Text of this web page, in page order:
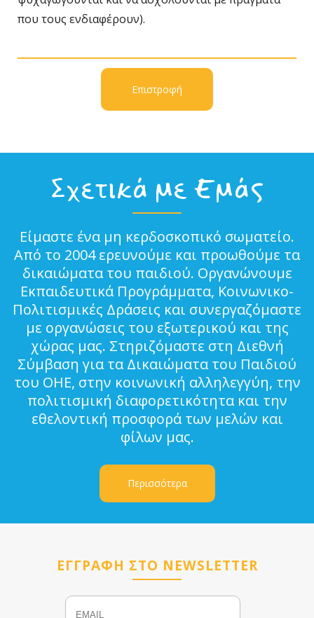
που τους ενδιαφέρουν).
Επιστροφή
Σχετικά με Εμάς
Είμαστε ένα μη κερδοσκοπικό σωματείο.
Από το 2004 ερευνούμε και προωθούμε τα
δικαιώματα του παιδιού. Οργανώνουμε
Εκπαιδευτικά Προγράμματα, Κοινωνικο-
Πολιτισμικές Δράσεις και συνεργαζόμαστε
με οργανώσεις του εξωτερικού και της
χώρας μας. Στηριζόμαστε στη Διεθνή
Σύμβαση για τα Δικαιώματα του Παιδιού
του ΟΗΕ, στην κοινωνική αλληλεγγύη, την
πολιτισμική διαφορετικότητα και την
εθελοντική προσφορά των μελών και
φίλων μας.
Περισσότερα
ΕΓΓΡΑΦΗ ΣΤΟ NEWSLETTER
Email